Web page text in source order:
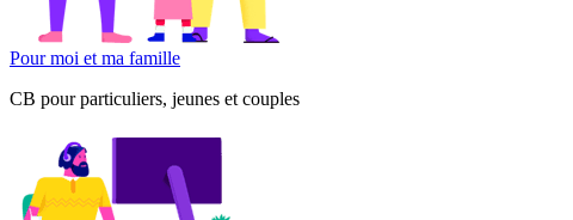
Pour moi et ma famille
CB pour particuliers, jeunes et couples